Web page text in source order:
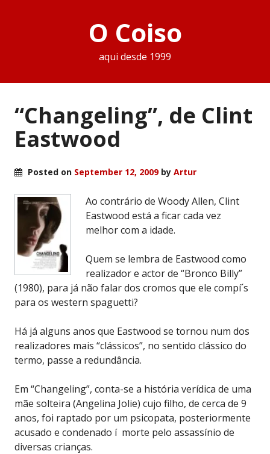
O Coiso
aqui desde 1999
“Changeling”, de Clint
Eastwood
Posted on September 12, 2009by Artur
Ao contrário de Woody Allen, Clint
Eastwood está a ficar cada vez
melhor com a idade.
Quem se lembra de Eastwood como
realizador e actor de “Bronco Billy”
(1980), para já não falar dos cromos que ele compí´s
para os western spaguetti?
Há já alguns anos que Eastwood se tornou num dos
realizadores mais “clássicos”, no sentido clássico do
termo, passe a redundância.
Em “Changeling”, conta-se a história verídica de uma
mãe solteira (Angelina Jolie) cujo filho, de cerca de 9
anos, foi raptado por um psicopata, posteriormente
acusado e condenado í morte pelo assassínio de
diversas crianças.